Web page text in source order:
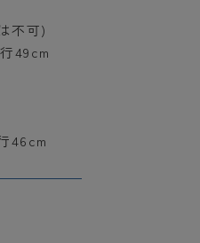
不可)
49cm
46cm